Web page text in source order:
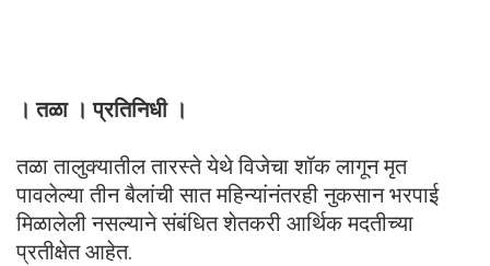
। तळा । प्रतिनिधी ।
तळा तालुक्यातील तारस्ते येथे विजेचा शॉक लागून मृत
पावलेल्या तीन बैलांची सात महिन्यांनंतरही नुकसान भरपाई
मिळालेली नसल्याने संबंधित शेतकरी आर्थिक मदतीच्या
प्रतीक्षेत आहेत.